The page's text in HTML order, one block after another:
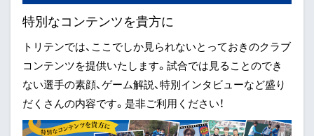
特別なコンテンツを貴方に
トリテンでは、ここでしか見られないとっておきのクラブ
コンテンツを提供いたします。試合では見ることのでき
ない選手の素顔、ゲーム解説、特別インタビューなど盛り
だくさんの内容です。是非ご利用ください！